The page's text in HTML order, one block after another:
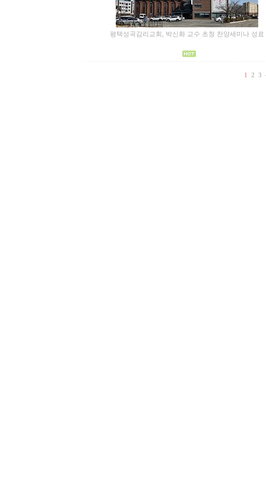
평택성곡감리교회, 박신화 교수 초청 찬양세미나 성료
1 2 3